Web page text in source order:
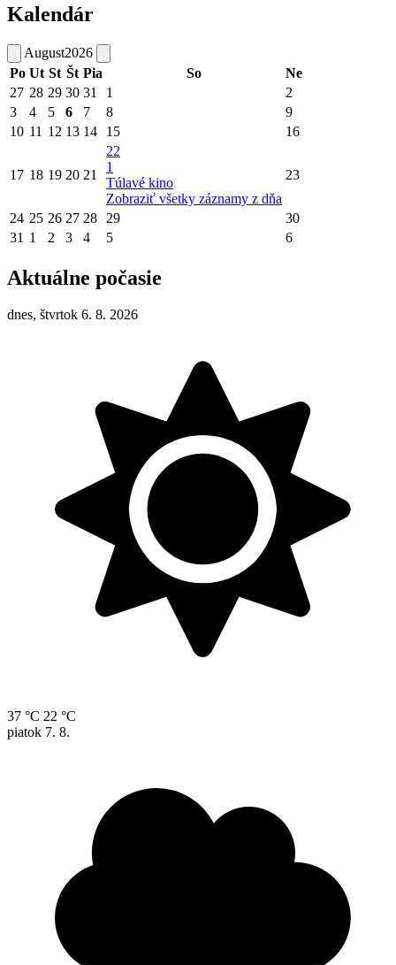
Kalendár
August2026
Po Ut St Št Pia So
Ne
27 28 29 30 31 1
2
3
4 5 6 7 8
9
10 11 12 13 14 15 16
17 18 19 20 21
22
1
Túlavé kino
Zobraziť všetky záznamy z dňa
23
24 25 26 27 28 29
30
31 1 2 3 4 5 6
Aktuálne počasie
dnes, štvrtok 6. 8. 2026
37 °C 22 °C
piatok 7. 8.